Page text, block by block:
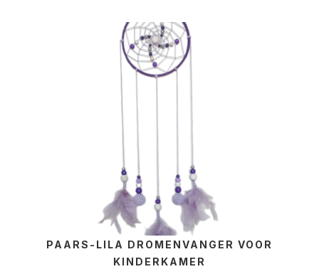
PAARS-LILA DROMENVANGER VOOR
KINDERKAMER